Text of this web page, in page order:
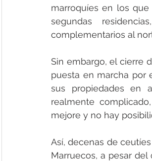
marroquíes en los
segundas
complementarios al
Sin embargo, el cierre
puesta en marcha por
sus propiedades en
realmente
mejore y no hay
Así, decenas de
Marruecos, a pesar